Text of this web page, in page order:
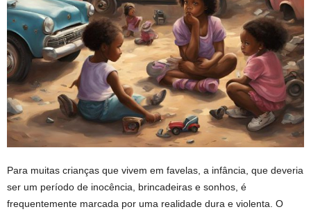
Para muitas crianças que vivem em favelas, a infância, que deveria
ser um período de inocência, brincadeiras e sonhos, é
frequentemente marcada por uma realidade dura e violenta. O